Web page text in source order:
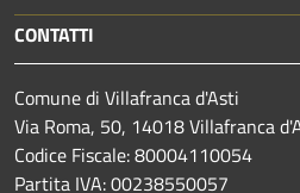
CONTATTI
Comune di Villafranca d'Asti
Via Roma, 50, 14018 Villafranca
Codice Fiscale: 80004110054
Partita IVA: 00238550057